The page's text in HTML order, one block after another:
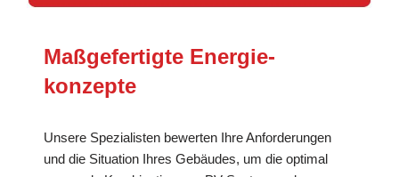
Maßgefertigte Energie­
konzepte
Unsere Spezialisten bewerten Ihre Anforderungen
und die Situation Ihres Gebäudes, um die optimal